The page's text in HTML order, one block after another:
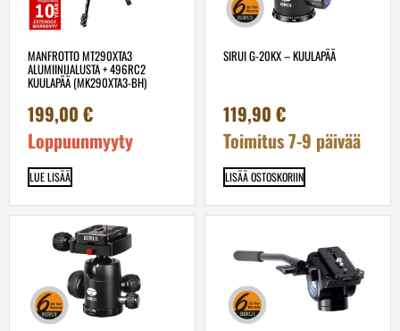
MANFROTTO MT290XTA3
ALUMIINIJALUSTA + 496RC2
KUULAPÄÄ (MK290XTA3-BH)
199,00 €
Loppuunmyyty
LUE LISÄÄ
SIRUI G-20KX – KUULAPÄÄ
119,90 €
Toimitus 7-9 päivää
LISÄÄ OSTOSKORIIN